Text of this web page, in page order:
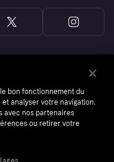
bon fonctionnement du
analyser votre navigation.
avec nos partenaires
ou retirer votre